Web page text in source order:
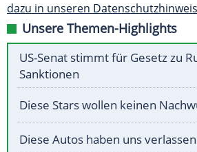
dazu in unseren
Unsere Themen-Highlights
US-Senat stimmt für Gesetz zu
Sanktionen
Diese Stars wollen keinen
Diese Autos haben uns verlassen